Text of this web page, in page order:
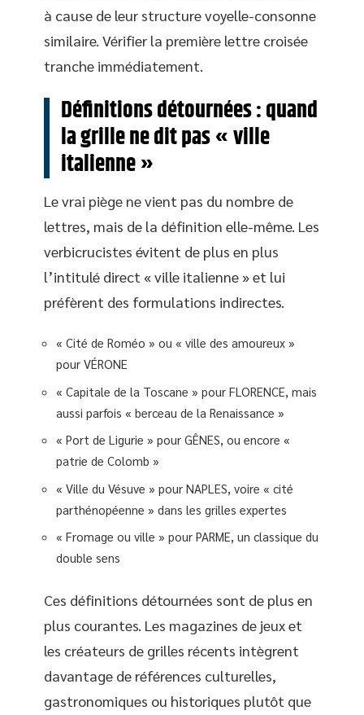
à cause de leur structure voyelle-consonne
similaire. Vérifier la première lettre croisée
tranche immédiatement.
Définitions détournées : quand
la grille ne dit pas « ville
italienne »
Le vrai piège ne vient pas du nombre de
lettres, mais de la définition elle-même. Les
verbicrucistes évitent de plus en plus
l’intitulé direct « ville italienne » et lui
préfèrent des formulations indirectes.
« Cité de Roméo » ou « ville des amoureux »
pour VÉRONE
« Capitale de la Toscane » pour FLORENCE, mais
aussi parfois « berceau de la Renaissance »
« Port de Ligurie » pour GÊNES, ou encore «
patrie de Colomb »
« Ville du Vésuve » pour NAPLES, voire « cité
parthénopéenne » dans les grilles expertes
« Fromage ou ville » pour PARME, un classique du
double sens
Ces définitions détournées sont de plus en
plus courantes. Les magazines de jeux et
les créateurs de grilles récents intègrent
davantage de références culturelles,
gastronomiques ou historiques plutôt que